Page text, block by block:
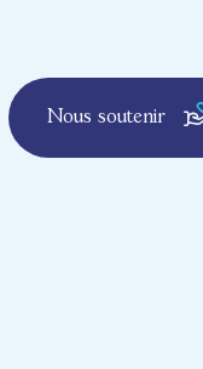
Nous soutenir